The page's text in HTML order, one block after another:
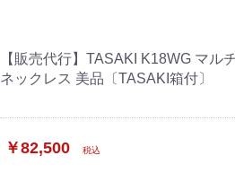
【販売代行】TASAKI K18WG マル
ネックレス 美品〔TASAKI箱付〕
￥82,500 税込